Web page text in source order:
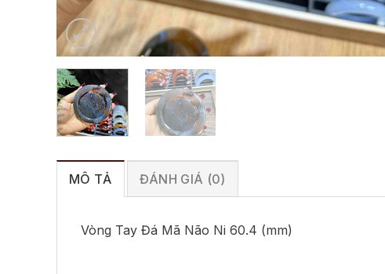
MÔ TẢ ĐÁNH GIÁ (0)
Vòng Tay Đá Mã Não Ni 60.4 (mm)